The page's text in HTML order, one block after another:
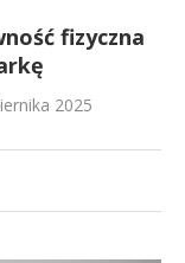
fizyczna
2025